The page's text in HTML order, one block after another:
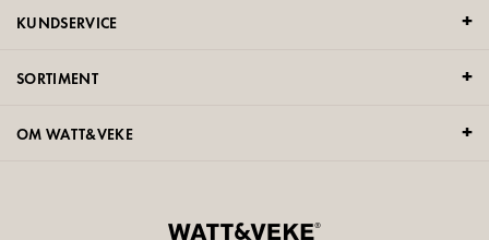
KUNDSERVICE
SORTIMENT
OM WATT&VEKE